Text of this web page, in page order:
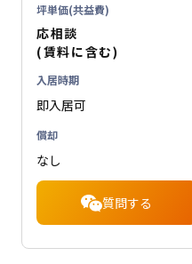
坪単価(共益費)
応相談
(賃料に含む)
入居時期
即入居可
償却
なし
質問する